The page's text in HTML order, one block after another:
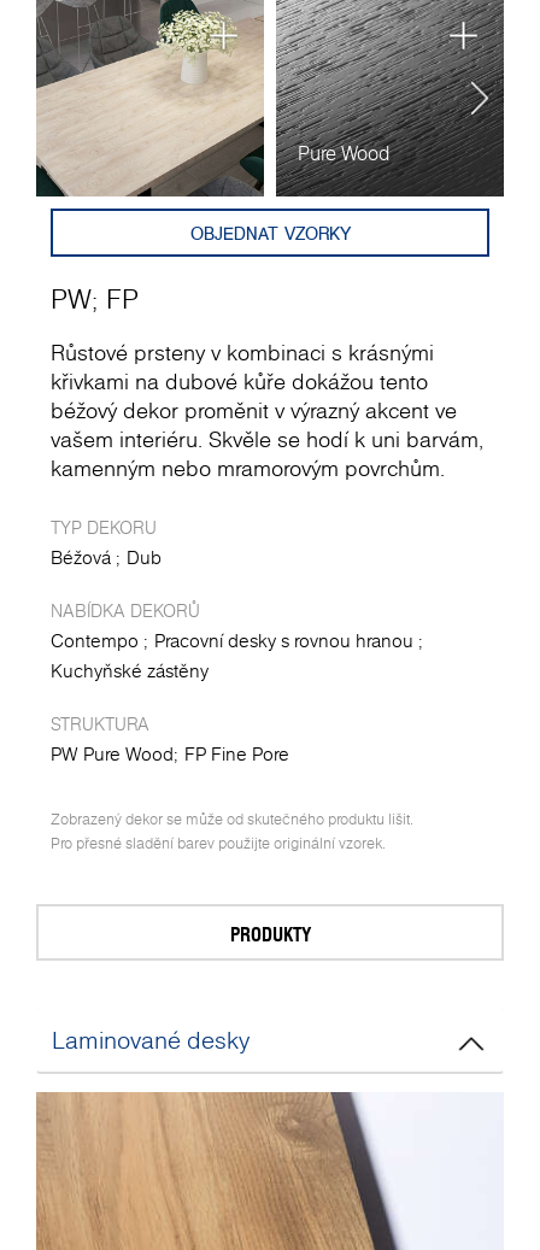
Pure Wood
PW; FP
OBJEDNAT VZORKY
Růstové prsteny v kombinaci s krásnými
křivkami na dubové kůře dokážou tento
béžový dekor proměnit v výrazný akcent ve
vašem interiéru. Skvěle se hodí k uni barvám,
kamenným nebo mramorovým povrchům.
TYP DEKORU
Béžová Dub
NABÍDKA DEKORŮ
Contempo
Pracovní desky s rovnou hranou
Kuchyňské zástěny
STRUKTURA
PW Pure Wood FP Fine Pore
Zobrazený dekor se může od skutečného produktu lišit.
Pro přesné sladění barev použijte originální vzorek.
PRODUKTY
Laminované desky